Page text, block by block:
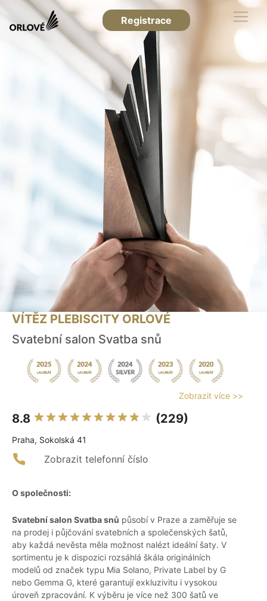
Registrace
VÍTĚZ PLEBISCITY ORLOVÉ
Svatební salon Svatba snů
Zobrazit více >>
8.8 (229)
Praha, Sokolská 41
Zobrazit telefonní číslo
O společnosti:
Svatební salon Svatba snů působí v Praze a zaměřuje se
na prodej i půjčování svatebních a společenských šatů,
aby každá nevěsta měla možnost nalézt ideální šaty. V
sortimentu je k dispozici rozsáhlá škála originálních
modelů od značek typu Mia Solano, Private Label by G
nebo Gemma G, které garantují exkluzivitu i vysokou
úroveň zpracování. K výběru je více než 300 šatů ve